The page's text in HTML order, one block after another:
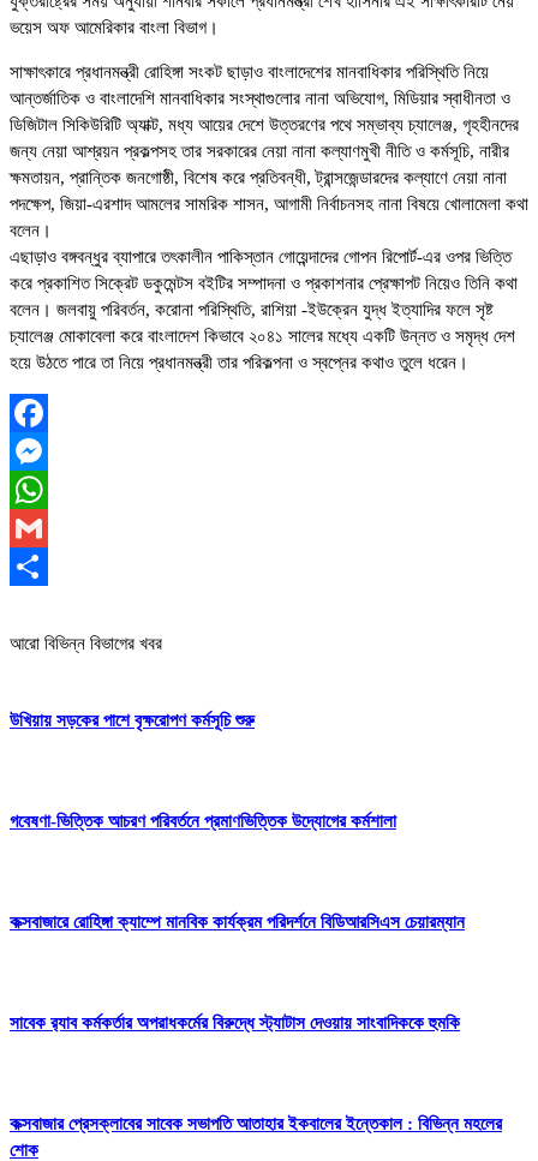
ভয়েস অফ আমেরিকার বাংলা বিভাগ।
সাক্ষাৎকারে প্রধানমন্ত্রী রোহিঙ্গা সংকট ছাড়াও বাংলাদেশের মানবাধিকার পরিস্থিতি নিয়ে
আন্তর্জাতিক ও বাংলাদেশি মানবাধিকার সংস্থাগুলোর নানা অভিযোগ, মিডিয়ার স্বাধীনতা ও
ডিজিটাল সিকিউরিটি অ্যাক্ট, মধ্য আয়ের দেশে উত্তরণের পথে সম্ভাব্য চ্যালেঞ্জ, গৃহহীনদের
জন্য নেয়া আশ্রয়ন প্রকল্পসহ তার সরকারের নেয়া নানা কল্যাণমুখী নীতি ও কর্মসূচি, নারীর
ক্ষমতায়ন, প্রান্তিক জনগোষ্ঠী, বিশেষ করে প্রতিবন্ধী, ট্রান্সজেন্ডারদের কল্যাণে নেয়া নানা
পদক্ষেপ, জিয়া-এরশাদ আমলের সামরিক শাসন, আগামী নির্বাচনসহ নানা বিষয়ে খোলামেলা কথা
বলেন।
এছাড়াও বঙ্গবন্ধুর ব্যাপারে তৎকালীন পাকিস্তান গোয়েন্দাদের গোপন রিপোর্ট-এর ওপর ভিত্তি
করে প্রকাশিত সিক্রেট ডকুমেন্টস বইটির সম্পাদনা ও প্রকাশনার প্রেক্ষাপট নিয়েও তিনি কথা
বলেন। জলবায়ু পরিবর্তন, করোনা পরিস্থিতি, রাশিয়া -ইউক্রেন যুদ্ধ ইত্যাদির ফলে সৃষ্ট
চ্যালেঞ্জ মোকাবেলা করে বাংলাদেশ কিভাবে ২০৪১ সালের মধ্যে একটি উন্নত ও সমৃদ্ধ দেশ
হয়ে উঠতে পারে তা নিয়ে প্রধানমন্ত্রী তার পরিকল্পনা ও স্বপ্নের কথাও তুলে ধরেন।
Facebook
Messenger
WhatsApp
Gmail
আরো বিভিন্ন বিভাগের খবর
উখিয়ায় সড়কের পাশে বৃক্ষরোপণ কর্মসূচি শুরু
গবেষণা-ভিত্তিক আচরণ পরিবর্তনে প্রমাণভিত্তিক উদ্যোগের কর্মশালা
কক্সবাজারে রোহিঙ্গা ক্যাম্পে মানবিক কার্যক্রম পরিদর্শনে বিডিআরসিএস চেয়ারম্যান
সাবেক র‍্যাব কর্মকর্তার অপরাধকর্মের বিরুদ্ধে স্ট্যাটাস দেওয়ায় সাংবাদিককে হুমকি
কক্সবাজার প্রেসক্লাবের সাবেক সভাপতি আতাহার ইকবালের ইন্তেকাল : বিভিন্ন মহলের
শোক